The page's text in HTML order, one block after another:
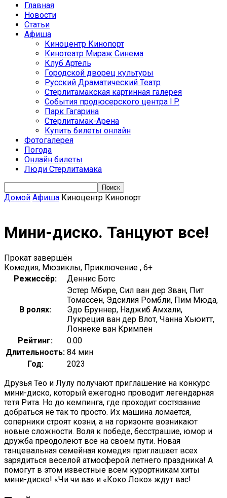
Главная
Новости
Статьи
Афиша
Киноцентр Кинопорт
Кинотеатр Мираж Синема
Клуб Артель
Городской дворец культуры
Русский Драматический Театр
Стерлитамакская картинная галерея
События продюсерского центра I.P.
Парк Гагарина
Стерлитамак-Арена
Купить билеты онлайн
Фотогалерея
Погода
Онлайн билеты
Люди Стерлитамака
Домой Афиша Киноцентр Кинопорт
Мини-диско. Танцуют все!
Прокат завершён
Комедия, Мюзиклы, Приключение , 6+
Режиссёр:
Деннис Ботс
В ролях:
Эстер Мбире, Сил ван дер Зван, Пит
Томассен, Эдсилия Ромбли, Пим Мюда,
Эдо Бруннер, Наджиб Амхали,
Лукреция ван дер Влот, Чанна Хьюитт,
Лоннеке ван Кримпен
Рейтинг:
0.00
Длительность: 84 мин
Год:
2023
Друзья Тео и Лулу получают приглашение на конкурс
мини-диско, который ежегодно проводит легендарная
тетя Рита. Но до кемпинга, где проходит состязание
добраться не так то просто. Их машина ломается,
соперники строят козни, а на горизонте возникают
новые сложности. Воля к победе, бесстрашие, юмор и
дружба преодолеют все на своем пути. Новая
танцевальная семейная комедия приглашает всех
зарядиться веселой атмосферой летнего праздника! А
помогут в этом известные всем курортникам хиты
мини-диско! «Чи чи ва» и «Коко Локо» ждут вас!